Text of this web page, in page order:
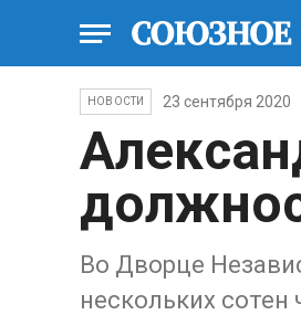
НОВОСТИ 23 сентября 2020
Во Дворце
нескольких сотен